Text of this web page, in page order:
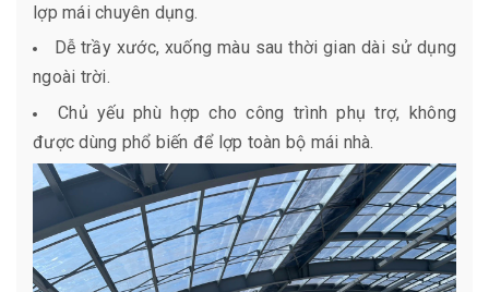
lợp mái chuyên dụng.
Dễ trầy xước, xuống màu sau thời gian dài sử dụng
ngoài trời.
Chủ yếu phù hợp cho công trình phụ trợ, không
được dùng phổ biến để lợp toàn bộ mái nhà.